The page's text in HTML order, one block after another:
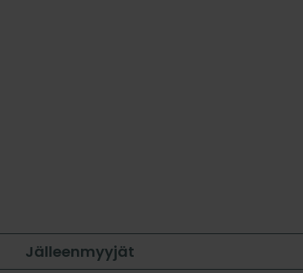
Jälleenmyyjät